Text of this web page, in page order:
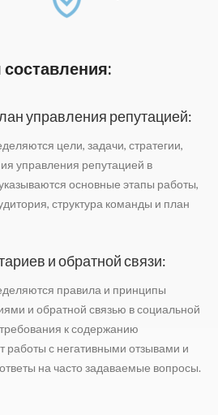
управления репутацией:
цели, задачи, стратегии,
управления репутацией в
основные этапы работы,
структура команды и план
и обратной связи:
правила и принципы
и обратной связью в социальной
к содержанию
работы с негативными отзывами и
на часто задаваемые вопросы.